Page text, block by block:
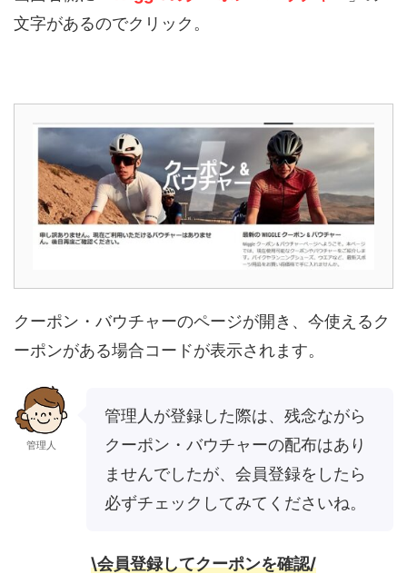
文字があるのでクリック。
クーポン・バウチャーのページが開き、今使えるク
ーポンがある場合コードが表示されます。
管理人
管理人が登録した際は、残念ながら
クーポン・バウチャーの配布はあり
ませんでしたが、会員登録をしたら
必ずチェックしてみてくださいね。
\会員登録してクーポンを確認/